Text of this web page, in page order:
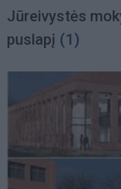
Jūreivystės
puslapį (1)